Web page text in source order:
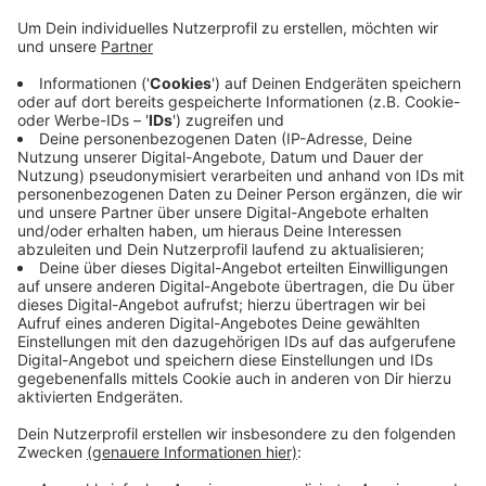
Gemeinde Ditib will neben einer neuen Moschee
auch eine Kita, Wohnungen und ein
Gemeindezentrum einrichten. Die Autonome
Szene, deren Zentrum an der Markomannenstraße
dem Neubau weichen müsste, begrüßt den
Beschluss der Bezirksvertretung. Sie verweist auf
die Verbindung zwischen Ditib und dem Türkischen
Präsidenten Erdogan und dessen Haltung in
Fragen von Demokratie und Menschenrechten. Der
Beschluss der Bezirksvertretung ist für den
Stadtrat nicht bindend.
Veröffentlicht:Freitag, 27.05.2022 17:12
Anzeige